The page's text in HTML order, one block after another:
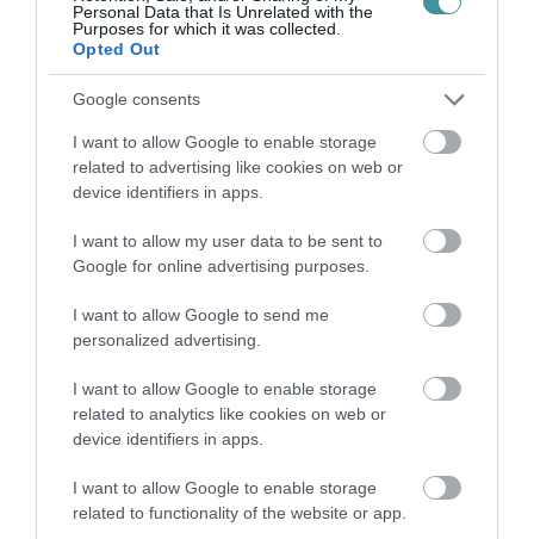
Personal Data that Is Unrelated with the
Purposes for which it was collected.
Opted Out
Google consents
I want to allow Google to enable storage
related to advertising like cookies on web or
device identifiers in apps.
I want to allow my user data to be sent to
Google for online advertising purposes.
I want to allow Google to send me
personalized advertising.
I want to allow Google to enable storage
related to analytics like cookies on web or
device identifiers in apps.
I want to allow Google to enable storage
related to functionality of the website or app.
Legfrissebb híreink
„NEM TETTÜNK NYOMÁST A FIUNKRA” –
2026. augusztus 06
KÓRHÁZBAN: TÖBB MINT 70 ...
HOLTAN SZÁLLÍTOTTÁK HAZA A 80 ÉVES